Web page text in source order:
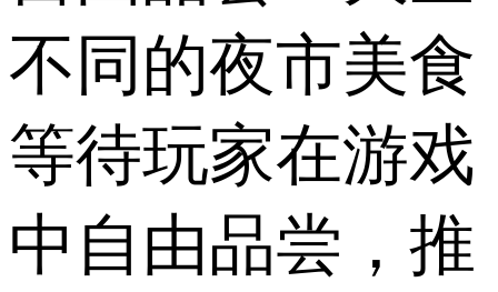
不同的夜市美食
等待玩家在游戏
中自由品尝，推